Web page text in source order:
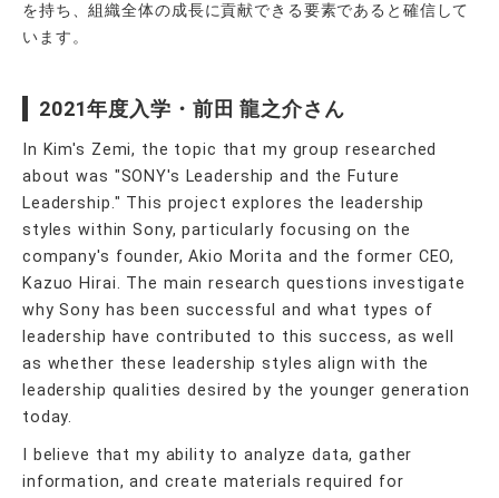
を持ち、組織全体の成長に貢献できる要素であると確信して
います。
2021年度入学・前田 龍之介さん
In Kim's Zemi, the topic that my group researched
about was "SONY's Leadership and the Future
Leadership." This project explores the leadership
styles within Sony, particularly focusing on the
company's founder, Akio Morita and the former CEO,
Kazuo Hirai. The main research questions investigate
why Sony has been successful and what types of
leadership have contributed to this success, as well
as whether these leadership styles align with the
leadership qualities desired by the younger generation
today.
I believe that my ability to analyze data, gather
information, and create materials required for